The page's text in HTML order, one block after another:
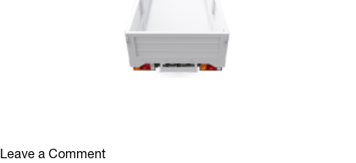
Leave a Commenton